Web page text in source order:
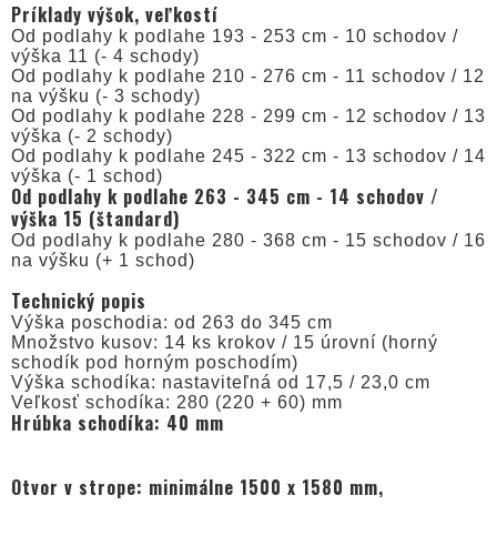
Príklady výšok, veľkostí
Od podlahy k podlahe 193 - 253 cm - 10 schodov /
výška 11 (- 4 schody)
Od podlahy k podlahe 210 - 276 cm - 11 schodov / 12
na výšku (- 3 schody)
Od podlahy k podlahe 228 - 299 cm - 12 schodov / 13
výška (- 2 schody)
Od podlahy k podlahe 245 - 322 cm - 13 schodov / 14
výška (- 1 schod)
Od podlahy k podlahe 263 - 345 cm - 14 schodov /
výška 15 (štandard)
Od podlahy k podlahe 280 - 368 cm - 15 schodov / 16
na výšku (+ 1 schod)
Technický popis
Výška poschodia: od 263 do 345 cm
Množstvo kusov: 14 ks krokov / 15 úrovní (horný
schodík pod horným poschodím)
Výška schodíka: nastaviteľná od 17,5 / 23,0 cm
Veľkosť schodíka: 280 (220 + 60) mm
Hrúbka schodíka: 40 mm
Otvor v strope: minimálne 1500 x 1580 mm,